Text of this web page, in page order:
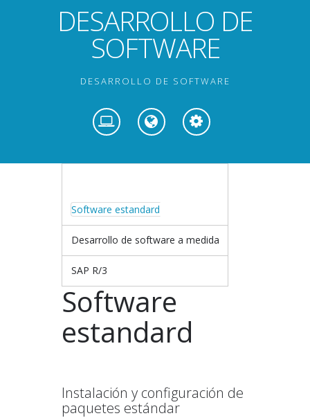
DESARROLLO DE
SOFTWARE
DESARROLLO DE SOFTWARE
Software estandard
Desarrollo de software a medida
SAP R/3
Software
estandard
Instalación y configuración de
paquetes estándar